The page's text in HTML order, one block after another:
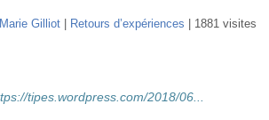
IA
Colloques
Gilliot Retours d’expériences
1881 visites
tipes.wordpress.com/2018/06...